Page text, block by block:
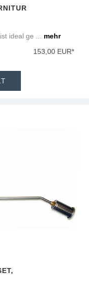
ideal ge ... mehr
153,00 EUR*